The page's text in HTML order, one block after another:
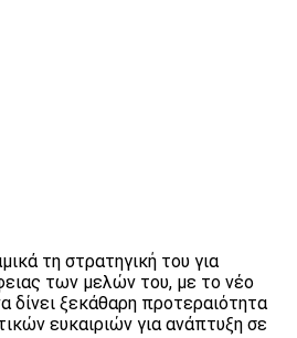
τη στρατηγική του για
των μελών του, με το νέο
δίνει ξεκάθαρη προτεραιότητα
ευκαιριών για ανάπτυξη σε